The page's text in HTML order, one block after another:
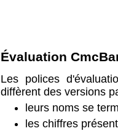
Évaluation
Les polices
diffèrent des versions
leurs noms se
les chiffres